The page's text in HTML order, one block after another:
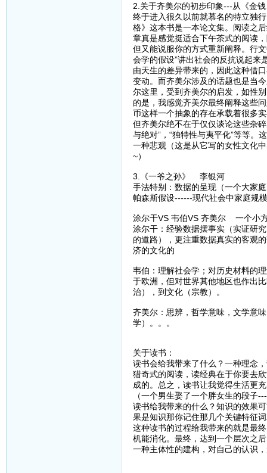
2.关于齐美尔的初步印象---从《金
终于进入很久以前就慕名的特立独
格》这本书是一本论文集。阅读之
章真是感觉挺适合下午茶式的阅读
但又能说服你的方式重新阐释。行
会学的假设”讲出社会的反抗说起来
由天生的差异带来的，因此这种借
变动。而齐美尔涉及的话题也是当
尔这里，受到齐美尔的启发，如性
的是，我感觉齐美尔最终阐释这些
币这样一个抽象的存在承载着很多
但齐美尔绝不在于仅仅谈论这些杂
与绝对”，“独特性与夷平化”等等。
一种悲观（这是从它写的女性文化
~）
3.《一爷之孙》 李银河
手法特别：数据的呈现（一个大家
帕森斯假设------现代社会中家庭规
涂尔干VS 韦伯VS 齐美尔 一个小
涂尔干：经验数据摆事实（实证研
的道路），更注重数据真实的客观
济的文化的
韦伯：理解社会学；对历史材料的
于欧洲，但对世界其他地区也作出
治），到文化（宗教）。
齐美尔：思辨，哲学意味，文学意
学）。。。
关于读书：
读书会给我带来了什么？一种理念
猎奇式的阅读，读经典在于你要去
成的。总之，读书让我觉得生活更
（一个男生娶了一个胖女生的段子
读书给我带来的什么？知识的效果
果是知识那你记住那几个关键特征
这种读书的过程给我带来的就是最
机能消化。最终，达到一个层次之
一种主体性的建构，对自己的认识